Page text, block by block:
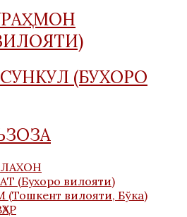
(БУХОРО
(Бухоро вилояти)
вилояти, Бўка)